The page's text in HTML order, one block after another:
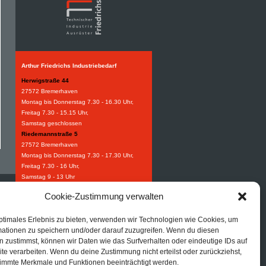
Cookie-Zustimmung verwalten
Erlebnis zu bieten, verwenden wir Technologien wie Cookies, um
zu speichern und/oder darauf zuzugreifen. Wenn du diesen
zustimmst, können wir Daten wie das Surfverhalten oder eindeutige IDs auf
verarbeiten. Wenn du deine Zustimmung nicht erteilst oder zurückziehst,
Merkmale und Funktionen beeinträchtigt werden.
Arthur Friedrichs Industriebedarf
Herwigstraße 44
27572 Bremerhaven
Montag bis Donnerstag 7.30 - 16.30 Uhr,
Freitag 7.30 - 15.15 Uhr,
Samstag geschlossen
Riedemannstraße 5
27572 Bremerhaven
Montag bis Donnerstag 7.30 - 17.30 Uhr,
Freitag 7.30 - 16 Uhr,
Samstag 9 - 13 Uhr
27570 Bremerhaven
Freitag 7.30 - 15.15 Uhr.
Industriebedarf
Tel:
+49 (0) 471 97395 0
Fax: +49 (0) 471 97395 95